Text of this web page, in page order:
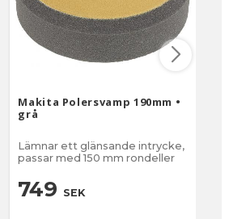
Makita Polersvamp 190mm •
grå
Lämnar ett glänsande intrycke,
passar med 150 mm rondeller
749 SEK